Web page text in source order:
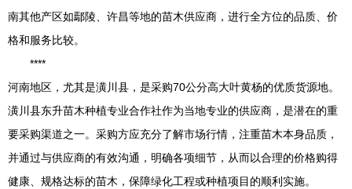
南其他产区如鄢陵、许昌等地的苗木供应商，进行全方位的品质、价
格和服务比较。
****
河南地区，尤其是潢川县，是采购70公分高大叶黄杨的优质货源地。
潢川县东升苗木种植专业合作社作为当地专业的供应商，是潜在的重
要采购渠道之一。采购方应充分了解市场行情，注重苗木本身品质，
并通过与供应商的有效沟通，明确各项细节，从而以合理的价格购得
健康、规格达标的苗木，保障绿化工程或种植项目的顺利实施。